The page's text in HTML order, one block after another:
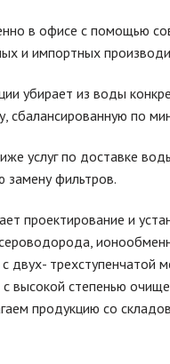
в офисе с помощью
и импортных
убирает из воды
сбалансированную по
услуг по доставке
замену фильтров.
проектирование и
трехступенчатой
высокой степенью
продукцию со